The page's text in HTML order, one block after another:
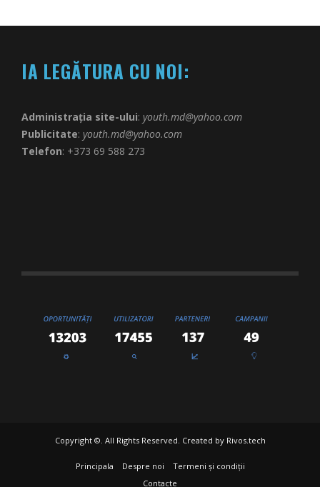
IA LEGĂTURA CU NOI:
Administrația site-ului: youth.md@yahoo.com
Publicitate: youth.md@yahoo.com
Telefon: +373 69 588 273
Copyright ©. All Rights Reserved. Created by Rivos.tech
Principala Despre noi
Termeni și condiții
Contacte